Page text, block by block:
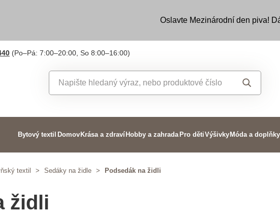
Oslavte Mezinárodní den piva!
(Po–Pá: 7:00–20:00, So 8:00–16:00)
Bytový textil Domov Krása a zdraví Hobby a zahrada Pro dětiVýšivky Móda a doplňky
textil > Sedáky na židle > Podsedák na židli
židli